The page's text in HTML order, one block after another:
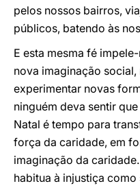
pelos nossos bairros,
públicos, batendo às
E esta mesma fé
nova imaginação
experimentar novas
ninguém deva sentir
Natal é tempo para
força da caridade, em
imaginação da
habitua à injustiça